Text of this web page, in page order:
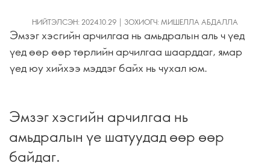
НИЙТЭЛСЭН: 2024.10.29 | ЗОХИОГЧ: МИШЕЛЛА АБДАЛЛА
Эмзэг хэсгийн арчилгаа нь амьдралын аль ч үед
үед өөр өөр төрлийн арчилгаа шаарддаг, ямар
үед юу хийхээ мэддэг байх нь чухал юм.
Эмзэг хэсгийн арчилгаа нь
амьдралын үе шатуудад өөр өөр
байдаг.